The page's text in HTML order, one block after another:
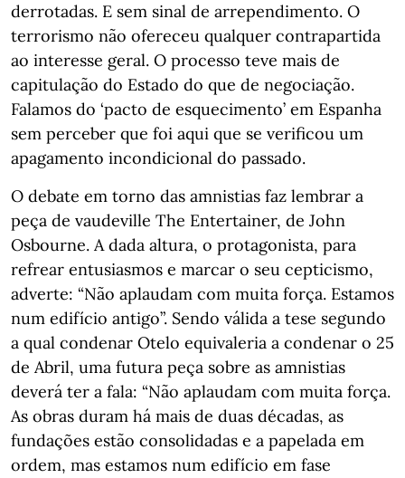
derrotadas. E sem sinal de arrependimento. O
terrorismo não ofereceu qualquer contrapartida
ao interesse geral. O processo teve mais de
capitulação do Estado do que de negociação.
Falamos do ‘pacto de esquecimento’ em Espanha
sem perceber que foi aqui que se verificou um
apagamento incondicional do passado.
O debate em torno das amnistias faz lembrar a
peça de vaudeville The Entertainer, de John
Osbourne. A dada altura, o protagonista, para
refrear entusiasmos e marcar o seu cepticismo,
adverte: “Não aplaudam com muita força. Estamos
num edifício antigo”. Sendo válida a tese segundo
a qual condenar Otelo equivaleria a condenar o 25
de Abril, uma futura peça sobre as amnistias
deverá ter a fala: “Não aplaudam com muita força.
As obras duram há mais de duas décadas, as
fundações estão consolidadas e a papelada em
ordem, mas estamos num edifício em fase